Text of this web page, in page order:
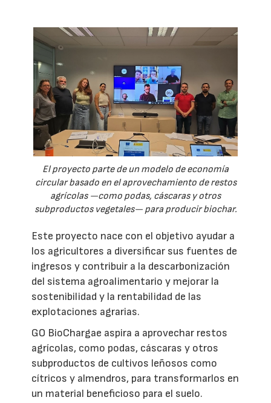
El proyecto parte de un modelo de economía
circular basado en el aprovechamiento de restos
agrícolas —como podas, cáscaras y otros
subproductos vegetales— para producir biochar.
Este proyecto nace con el objetivo ayudar a
los agricultores a diversificar sus fuentes de
ingresos y contribuir a la descarbonización
del sistema agroalimentario y mejorar la
sostenibilidad y la rentabilidad de las
explotaciones agrarias.
GO BioChargae aspira a aprovechar restos
agrícolas, como podas, cáscaras y otros
subproductos de cultivos leñosos como
cítricos y almendros, para transformarlos en
un material beneficioso para el suelo.